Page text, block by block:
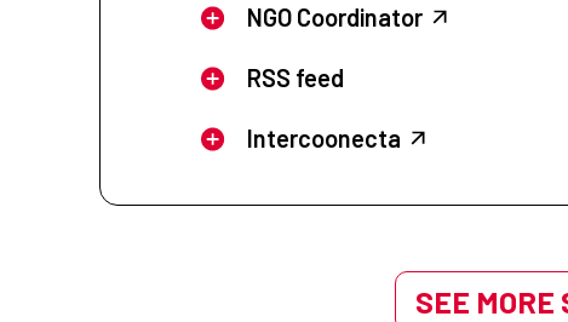
NGO Coordinator
RSS feed
Intercoonecta
SEE MORE